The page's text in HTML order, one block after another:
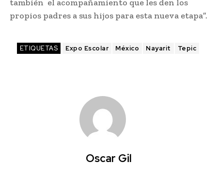
también el acompañamiento que les den los
propios padres a sus hijos para esta nueva etapa”.
ETIQUETAS Expo Escolar México Nayarit Tepic
Oscar Gil